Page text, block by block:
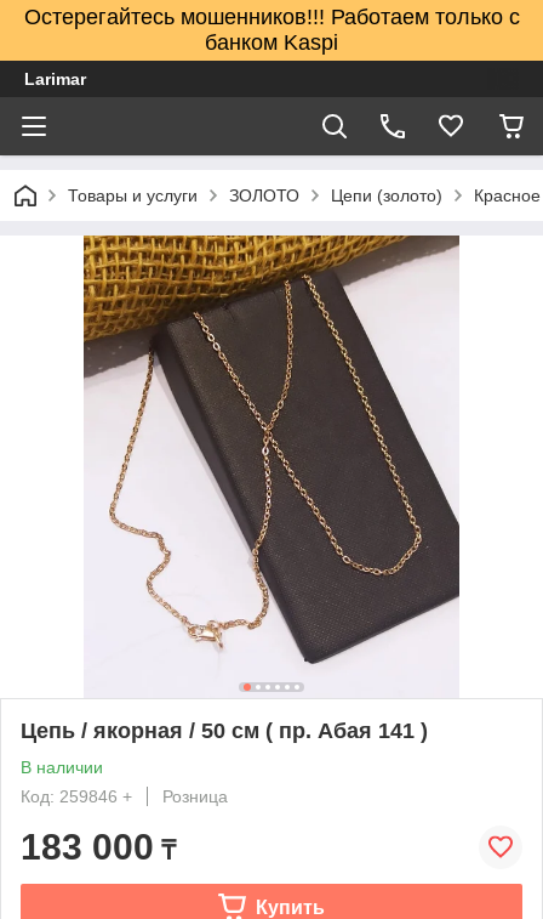
Остерегайтесь мошенников!!! Работаем только с
банком Kaspi
Larimar
Товары и услуги ЗОЛОТО Цепи (золото)
Цепь / якорная / 50 см ( пр. Абая 141 )
В наличии
Код: 259846 +
Розница
183 000 ₸
Купить